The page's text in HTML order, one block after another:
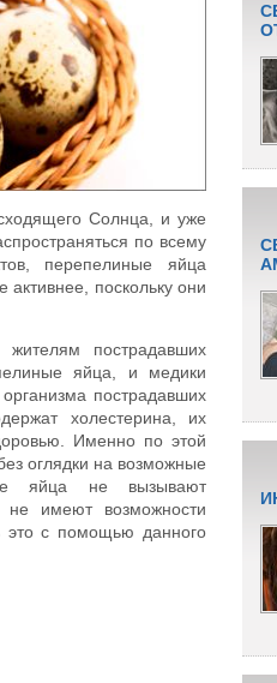
Солнца, и уже
по всему
перепелиные яйца
поскольку они
пострадавших
яйца, и медики
пострадавших
холестерина, их
Именно по этой
оглядки на возможные
яйца не вызывают
не имеют возможности
это с помощью данного